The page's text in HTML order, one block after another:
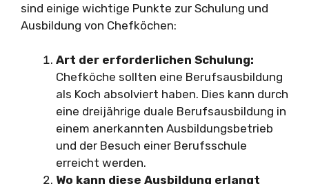
sind einige wichtige Punkte zur Schulung und
Ausbildung von Chefköchen:
Art der erforderlichen Schulung:
Chefköche sollten eine Berufsausbildung
als Koch absolviert haben. Dies kann durch
eine dreijährige duale Berufsausbildung in
einem anerkannten Ausbildungsbetrieb
und der Besuch einer Berufsschule
erreicht werden.
Wo kann diese Ausbildung erlangt